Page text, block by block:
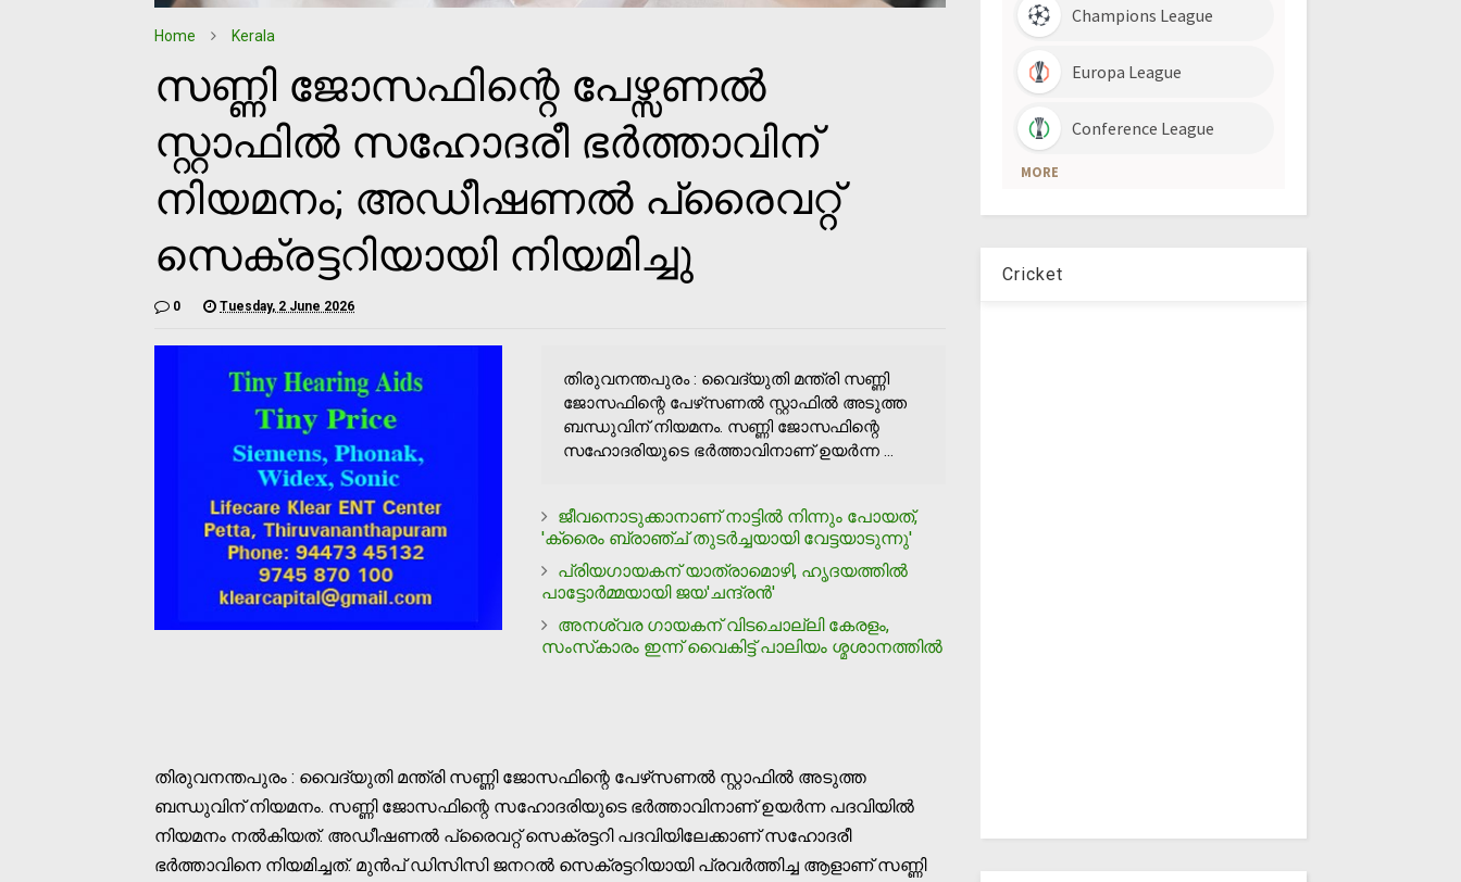
Home Kerala
സണ്ണി ജോസഫിന്റെ പേഴ്സണൽ
സ്റ്റാഫിൽ സഹോദരീ ഭർത്താവിന്
നിയമനം; അഡീഷണൽ പ്രൈവറ്റ്
സെക്രട്ടറിയായി നിയമിച്ചു
0 Tuesday, 2 June 2026
തിരുവനന്തപുരം : വൈദ്യുതി മന്ത്രി സണ്ണി
ജോസഫിന്റെ പേഴ്‌സണൽ സ്റ്റാഫിൽ അടുത്ത
ബന്ധുവിന് നിയമനം. സണ്ണി ജോസഫിന്റെ
സഹോദരിയുടെ ഭർത്താവിനാണ് ഉയർന്ന ...
ജീവനൊടുക്കാനാണ് നാട്ടില്‍ നിന്നും പോയത്,
'ക്രൈം ബ്രാഞ്ച് തുടര്‍ച്ചയായി വേട്ടയാടുന്നു'
പ്രിയഗായകന് യാത്രാമൊഴി, ഹൃദയത്തിൽ
പാട്ടോർമ്മയായി ജയ'ചന്ദ്രൻ'
അനശ്വര ഗായകന് വിടചൊല്ലി കേരളം,
സംസ്‌കാരം ഇന്ന് വൈകിട്ട് പാലിയം ശ്മശാനത്തില്‍
തിരുവനന്തപുരം : വൈദ്യുതി മന്ത്രി സണ്ണി ജോസഫിന്റെ പേഴ്‌സണൽ സ്റ്റാഫിൽ അടുത്ത
ബന്ധുവിന് നിയമനം. സണ്ണി ജോസഫിന്റെ സഹോദരിയുടെ ഭർത്താവിനാണ് ഉയർന്ന പദവിയിൽ
നിയമനം നൽകിയത്. അഡീഷണൽ പ്രൈവറ്റ് സെക്രട്ടറി പദവിയിലേക്കാണ് സഹോദരീ
ഭർത്താവിനെ നിയമിച്ചത്. മുൻപ് ഡിസിസി ജനറൽ സെക്രട്ടറിയായി പ്രവർത്തിച്ച ആളാണ് സണ്ണി
Cricket